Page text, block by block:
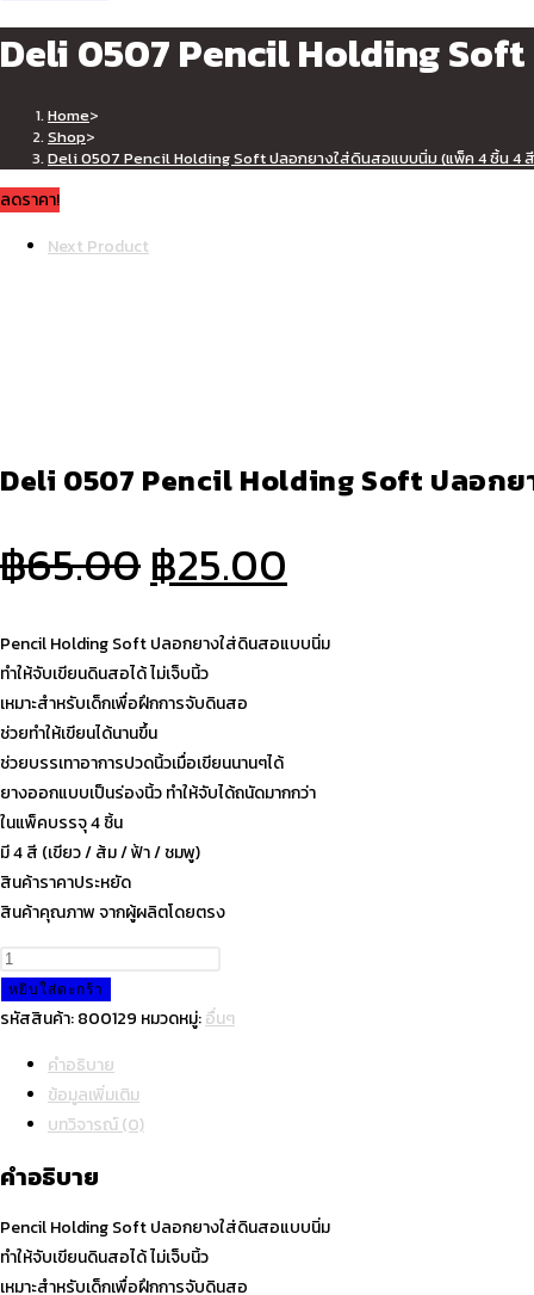
Pencil
Holding
ปลอก
ยาง
ใส่
แบบ
เขียน
ดินสอ
อุปกรณ์
เรียน
school
ชิ้น
Deli 0507 Pencil Holding
Home>
Shop>
Deli 0507 Pencil Holding Soft ปลอกยางใส่ดินสอแบบนิ่ม (แพ็ค 4 ชิ้น 4
ลดราคา!
Next Product
Deli 0507 Pencil Holding Soft ปลอก
฿65.00Original
price
was:
฿65.00.
฿25.00
price
is:
Pencil Holding Soft ปลอกยางใส่ดินสอแบบนิ่ม
ทำให้จับเขียนดินสอได้ ไม่เจ็บนิ้ว
เหมาะสำหรับเด็กเพื่อฝึกการจับดินสอ
ช่วยทำให้เขียนได้นานขึ้น
ช่วยบรรเทาอาการปวดนิ้วเมื่อเขียนนานๆได้
ยางออกแบบเป็นร่องนิ้ว ทำให้จับได้ถนัดมากกว่า
ในแพ็คบรรจุ 4 ชิ้น
มี 4 สี (เขียว / ส้ม / ฟ้า / ชมพู)
สินค้าราคาประหยัด
สินค้าคุณภาพ จากผู้ผลิตโดยตรง
จำนวน
Deli
0507
Holding
ยาง
ดินสอ
แบบ
นิ่ม
หยิบใส่ตะกร้า
รหัสสินค้า:800129 หมวดหมู่:อื่นๆ
คำอธิบาย
ข้อมูลเพิ่มเติม
บทวิจารณ์ (0)
คำอธิบาย
Pencil Holding Soft ปลอกยางใส่ดินสอแบบนิ่ม
ทำให้จับเขียนดินสอได้ ไม่เจ็บนิ้ว
เหมาะสำหรับเด็กเพื่อฝึกการจับดินสอ